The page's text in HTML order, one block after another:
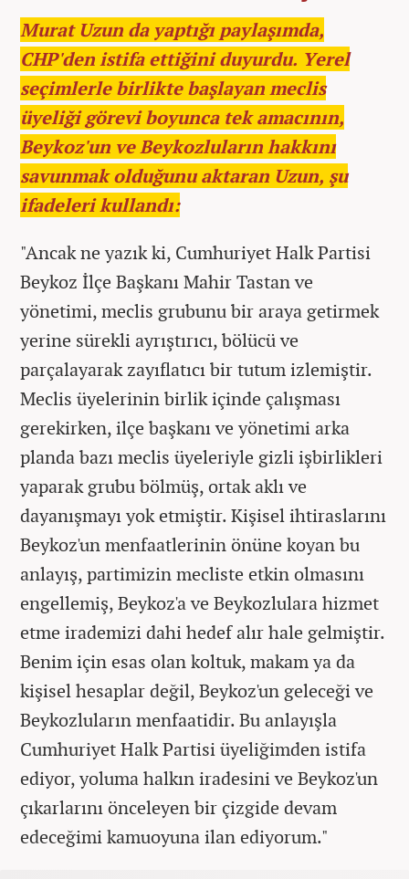
Murat Uzun da yaptığı paylaşımda,
CHP'den istifa ettiğini duyurdu. Yerel
seçimlerle birlikte başlayan meclis
üyeliği görevi boyunca tek amacının,
Beykoz'un ve Beykozluların hakkını
savunmak olduğunu aktaran Uzun, şu
ifadeleri kullandı:
"Ancak ne yazık ki, Cumhuriyet Halk Partisi
Beykoz İlçe Başkanı Mahir Tastan ve
yönetimi, meclis grubunu bir araya getirmek
yerine sürekli ayrıştırıcı, bölücü ve
parçalayarak zayıflatıcı bir tutum izlemiştir.
Meclis üyelerinin birlik içinde çalışması
gerekirken, ilçe başkanı ve yönetimi arka
planda bazı meclis üyeleriyle gizli işbirlikleri
yaparak grubu bölmüş, ortak aklı ve
dayanışmayı yok etmiştir. Kişisel ihtiraslarını
Beykoz'un menfaatlerinin önüne koyan bu
anlayış, partimizin mecliste etkin olmasını
engellemiş, Beykoz'a ve Beykozlulara hizmet
etme irademizi dahi hedef alır hale gelmiştir.
Benim için esas olan koltuk, makam ya da
kişisel hesaplar değil, Beykoz'un geleceği ve
Beykozluların menfaatidir. Bu anlayışla
Cumhuriyet Halk Partisi üyeliğimden istifa
ediyor, yoluma halkın iradesini ve Beykoz'un
çıkarlarını önceleyen bir çizgide devam
edeceğimi kamuoyuna ilan ediyorum."